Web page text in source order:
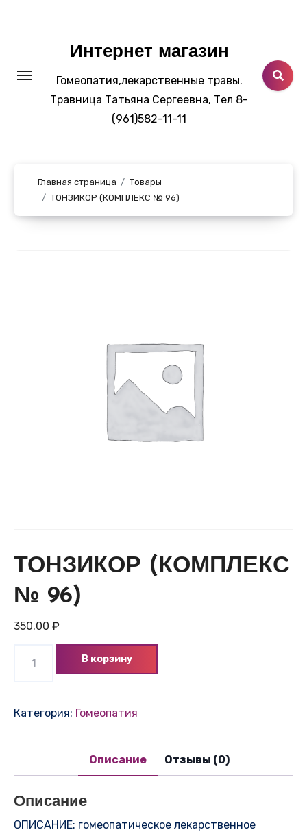
Интернет магазин
Гомеопатия,лекарственные травы.
Травница Татьяна Сергеевна, Тел 8-
(961)582-11-11
Главная страница
Товары
ТОНЗИКОР (КОМПЛЕКС № 96)
ТОНЗИКОР (КОМПЛЕКС
№ 96)
350.00 ₽
(КОМПЛЕКС
В корзину
Категория: Гомеопатия
Описание Отзывы (0)
Описание
ОПИСАНИЕ: гомеопатическое лекарственное